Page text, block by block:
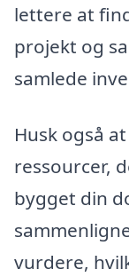
lettere at
projekt og
samlede
Husk også
ressourcer,
bygget din
vurdere,